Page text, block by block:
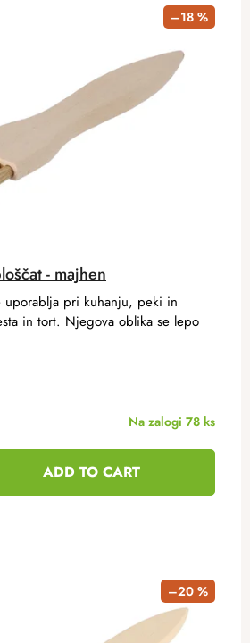
–18 %
- majhen
Na zalogi 78 ks
ADD TO CART
uporablja pri kuhanju, peki in
in tort. Njegova oblika se lepo
–20 %